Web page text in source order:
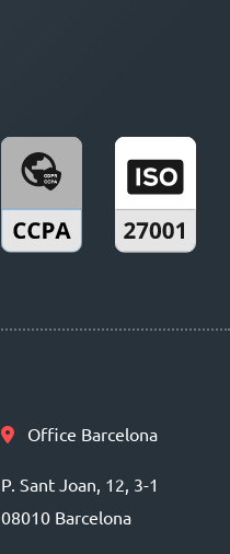
Office Barcelona
P. Sant Joan, 12, 3-1
08010 Barcelona